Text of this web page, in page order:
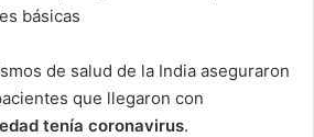
básicas
de salud de la India aseguraron
que llegaron con
tenía coronavirus.